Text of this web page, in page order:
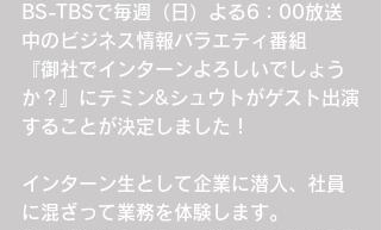
BS-TBSで毎週（日）よる6：00放送
中のビジネス情報バラエティ番組
『御社でインターンよろしいでしょう
か？』にテミン&シュウトがゲスト出演
することが決定しました！
インターン生として企業に潜入、社員
に混ざって業務を体験します。